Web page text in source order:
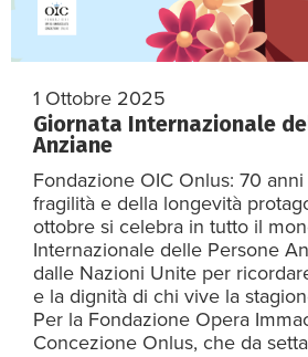
1 Ottobre 2025
Giornata Internazionale
Anziane
Fondazione OIC Onlus: 70
fragilità e della longevità
ottobre si celebra in tutto il
Internazionale delle Persone
dalle Nazioni Unite per
e la dignità di chi vive la
Per la Fondazione Opera
Concezione Onlus, che da